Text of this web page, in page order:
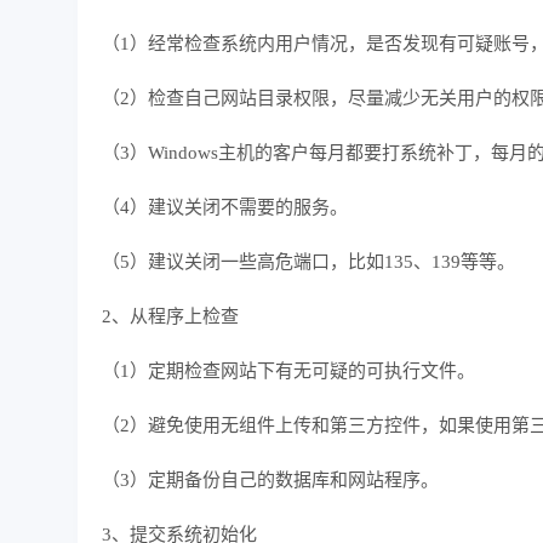
（1）经常检查系统内用户情况，是否发现有可疑账号
（2）检查自己网站目录权限，尽量减少无关用户的权
（3）Windows主机的客户每月都要打系统补丁，每
（4）建议关闭不需要的服务。
（5）建议关闭一些高危端口，比如135、139等等。
2、从程序上检查
（1）定期检查网站下有无可疑的可执行文件。
（2）避免使用无组件上传和第三方控件，如果使用第
（3）定期备份自己的数据库和网站程序。
3、提交系统初始化